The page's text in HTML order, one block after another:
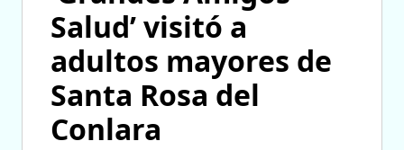
Salud’ visitó a
adultos mayores de
Santa Rosa del
Conlara